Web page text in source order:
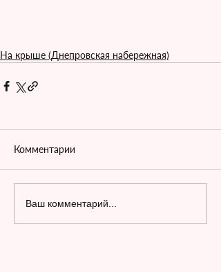
На крыше (Днепровская набережная)
Комментарии
Ваш комментарий...